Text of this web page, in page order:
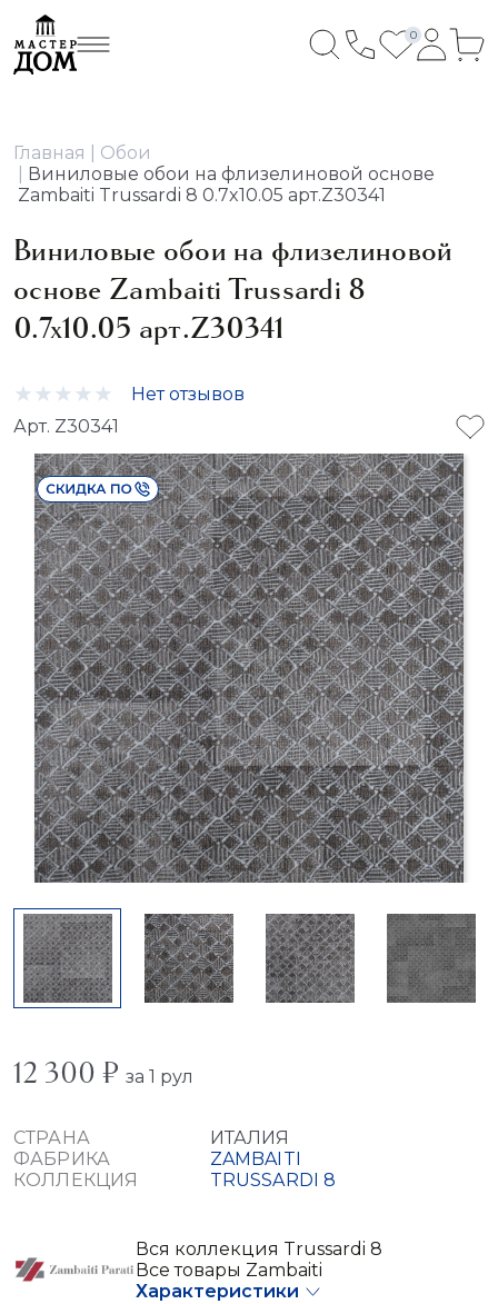
0
Главная
Обои
Виниловые обои на флизелиновой основе
Zambaiti Trussardi 8 0.7x10.05 арт.Z30341
Виниловые обои на флизелиновой
основе Zambaiti Trussardi 8
0.7x10.05 арт.Z30341
Нет отзывов
Арт. Z30341
12 300 ₽ за 1 рул
СТРАНА
ИТАЛИЯ
ФАБРИКА
ZAMBAITI
КОЛЛЕКЦИЯ
TRUSSARDI 8
Вся коллекция Trussardi 8
Все товары Zambaiti
Характеристики